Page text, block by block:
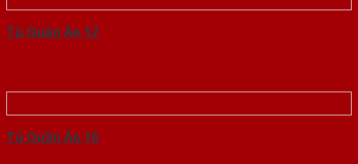
Tủ Quần Áo 12
Tủ Quần Áo 16